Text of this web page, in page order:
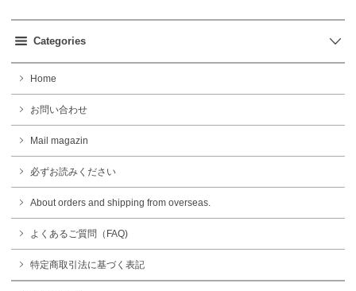
Categories
Home
お問い合わせ
Mail magazin
必ずお読みください
About orders and shipping from overseas.
よくあるご質問（FAQ)
特定商取引法に基づく表記